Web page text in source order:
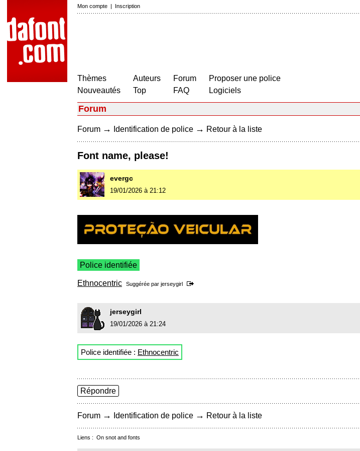
Mon compte | Inscription
Thèmes
Nouveautés
Auteurs
Top
Forum
FAQ
Proposer une police
Logiciels
Forum
Forum → Identification de police → Retour à la liste
Font name, please!
evergc
19/01/2026 à 21:12
Police identifiée
Ethnocentric Suggérée par jerseygirl
jerseygirl
19/01/2026 à 21:24
Police identifiée : Ethnocentric
Répondre
Forum → Identification de police → Retour à la liste
Liens : On snot and fonts